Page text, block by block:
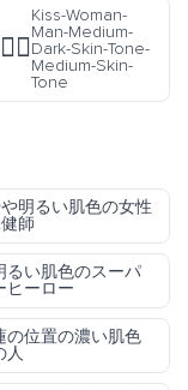
Kiss-Woman-
Man-Medium-
Dark-Skin-Tone-
Medium-Skin-
Tone
明るい肌色の女性
師
るい肌色のスーパ
ヒーロー
の位置の濃い肌色
人